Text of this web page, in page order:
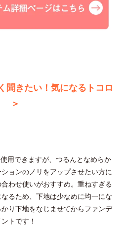
聞きたい！気になるトコロ
＞
用できますが、つるんとなめらか
ョンのノリをアップさせたい方に
わせ使いがおすすめ。重ねすぎる
るため、下地は少なめに均一にな
り下地をなじませてからファンデ
トです！